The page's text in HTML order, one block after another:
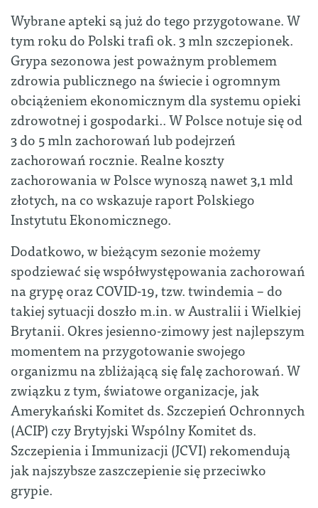
Wybrane apteki są już do tego przygotowane. W
tym roku do Polski trafi ok. 3 mln szczepionek.
Grypa sezonowa jest poważnym problemem
zdrowia publicznego na świecie i ogromnym
obciążeniem ekonomicznym dla systemu opieki
zdrowotnej i gospodarki.. W Polsce notuje się od
3 do 5 mln zachorowań lub podejrzeń
zachorowań rocznie. Realne koszty
zachorowania w Polsce wynoszą nawet 3,1 mld
złotych, na co wskazuje raport Polskiego
Instytutu Ekonomicznego.
Dodatkowo, w bieżącym sezonie możemy
spodziewać się współwystępowania zachorowań
na grypę oraz COVID-19, tzw. twindemia – do
takiej sytuacji doszło m.in. w Australii i Wielkiej
Brytanii. Okres jesienno-zimowy jest najlepszym
momentem na przygotowanie swojego
organizmu na zbliżającą się falę zachorowań. W
związku z tym, światowe organizacje, jak
Amerykański Komitet ds. Szczepień Ochronnych
(ACIP) czy Brytyjski Wspólny Komitet ds.
Szczepienia i Immunizacji (JCVI) rekomendują
jak najszybsze zaszczepienie się przeciwko
grypie.